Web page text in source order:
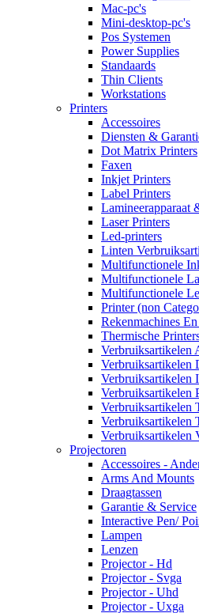
Mac-pc's
Mini-desktop-pc's
Pos Systemen
Power Supplies
Standaards
Thin Clients
Workstations
Printers
Accessoires
Diensten &
Dot Matrix Printers
Faxen
Inkjet Printers
Label Printers
Lamineerapparaat
Laser Printers
Led-printers
Linten
Multifunctionele
Multifunctionele
Multifunctionele
Printer (non
Rekenmachines
Thermische
Verbruiksartikelen
Verbruiksartikelen
Verbruiksartikelen
Verbruiksartikelen
Verbruiksartikelen
Verbruiksartikelen
Verbruiksartikelen
Projectoren
Accessoires -
Arms And Mounts
Draagtassen
Garantie & Service
Interactive Pen/
Lampen
Lenzen
Projector - Hd
Projector - Svga
Projector - Uhd
Projector - Uxga